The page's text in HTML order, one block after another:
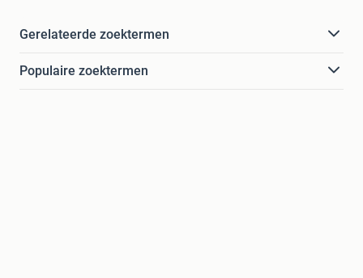
Gerelateerde zoektermen
Populaire zoektermen